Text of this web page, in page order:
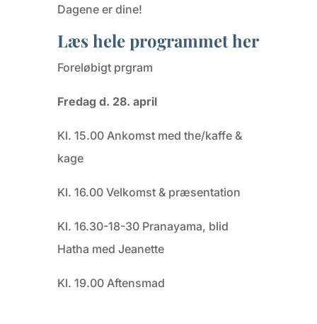
Dagene er dine!
Læs hele programmet her
Foreløbigt prgram
Fredag d. 28. april
Kl. 15.00 Ankomst med the/kaffe &
kage
Kl. 16.00 Velkomst & præsentation
Kl. 16.30-18-30 Pranayama, blid
Hatha med Jeanette
Kl. 19.00 Aftensmad